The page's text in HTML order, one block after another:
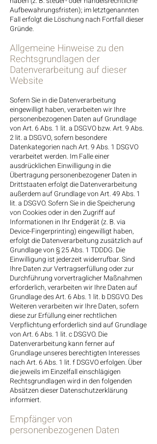
Aufbewahrungsfristen); im letztgenannten
Fall erfolgt die Löschung nach Fortfall dieser
Gründe.
Allgemeine Hinweise zu den
Rechtsgrundlagen der
Datenverarbeitung auf dieser
Website
Sofern Sie in die Datenverarbeitung
eingewilligt haben, verarbeiten wir Ihre
personenbezogenen Daten auf Grundlage
von Art. 6 Abs. 1 lit. a DSGVO bzw. Art. 9 Abs.
2 lit. a DSGVO, sofern besondere
Datenkategorien nach Art. 9 Abs. 1 DSGVO
verarbeitet werden. Im Falle einer
ausdrücklichen Einwilligung in die
Übertragung personenbezogener Daten in
Drittstaaten erfolgt die Datenverarbeitung
außerdem auf Grundlage von Art. 49 Abs. 1
lit. a DSGVO. Sofern Sie in die Speicherung
von Cookies oder in den Zugriff auf
Informationen in Ihr Endgerät (z. B. via
Device-Fingerprinting) eingewilligt haben,
erfolgt die Datenverarbeitung zusätzlich auf
Grundlage von § 25 Abs. 1 TDDDG. Die
Einwilligung ist jederzeit widerrufbar. Sind
Ihre Daten zur Vertragserfüllung oder zur
Durchführung vorvertraglicher Maßnahmen
erforderlich, verarbeiten wir Ihre Daten auf
Grundlage des Art. 6 Abs. 1 lit. b DSGVO. Des
Weiteren verarbeiten wir Ihre Daten, sofern
diese zur Erfüllung einer rechtlichen
Verpflichtung erforderlich sind auf Grundlage
von Art. 6 Abs. 1 lit. c DSGVO. Die
Datenverarbeitung kann ferner auf
Grundlage unseres berechtigten Interesses
nach Art. 6 Abs. 1 lit. f DSGVO erfolgen. Über
die jeweils im Einzelfall einschlägigen
Rechtsgrundlagen wird in den folgenden
Absätzen dieser Datenschutzerklärung
informiert.
Empfänger von
personenbezogenen Daten